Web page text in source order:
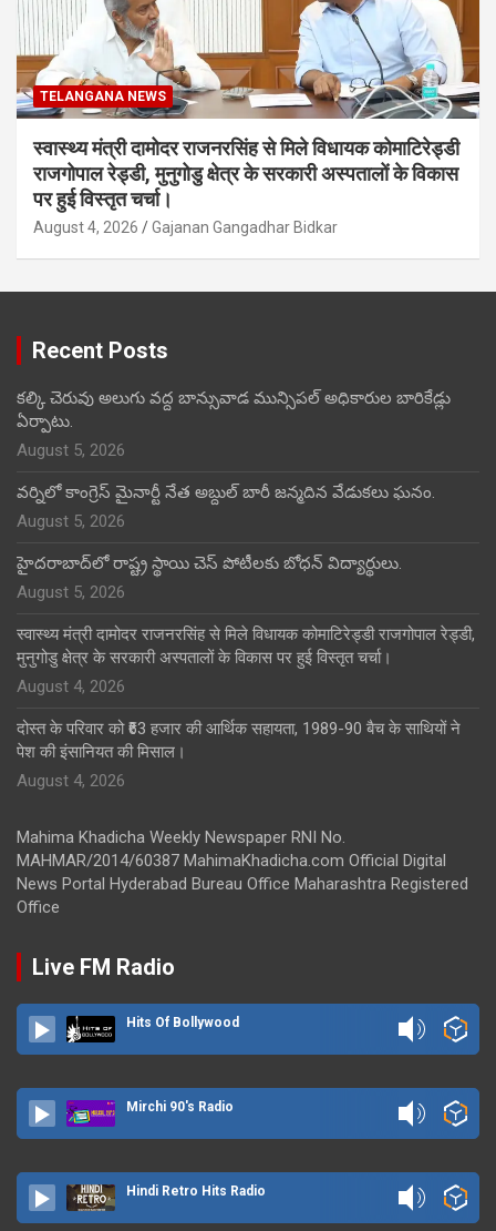
TELANGANA NEWS
स्वास्थ्य मंत्री दामोदर राजनरसिंह से मिले विधायक कोमाटिरेड्डी
राजगोपाल रेड्डी, मुनुगोडु क्षेत्र के सरकारी अस्पतालों के विकास
पर हुई विस्तृत चर्चा।
August 4, 2026 Gajanan Gangadhar Bidkar
Recent Posts
కల్కి చెరువు అలుగు వద్ద బాన్సువాడ మున్సిపల్ అధికారుల బారికేడ్లు
ఏర్పాటు.
August 5, 2026
వర్నిలో కాంగ్రెస్ మైనార్టీ నేత అబ్దుల్ బారీ జన్మదిన వేడుకలు ఘనం.
August 5, 2026
హైదరాబాద్‌లో రాష్ట్ర స్థాయి చెస్ పోటీలకు బోధన్ విద్యార్థులు.
August 5, 2026
स्वास्थ्य मंत्री दामोदर राजनरसिंह से मिले विधायक कोमाटिरेड्डी राजगोपाल रेड्डी,
मुनुगोडु क्षेत्र के सरकारी अस्पतालों के विकास पर हुई विस्तृत चर्चा।
August 4, 2026
दोस्त के परिवार को ₹63 हजार की आर्थिक सहायता, 1989-90 बैच के साथियों ने
पेश की इंसानियत की मिसाल।
August 4, 2026
Mahima Khadicha Weekly Newspaper RNI No.
MAHMAR/2014/60387 MahimaKhadicha.com Official Digital
News Portal Hyderabad Bureau Office Maharashtra Registered
Office
Live FM Radio
Hits Of Bollywood
Mirchi 90's Radio
Hindi Retro Hits Radio